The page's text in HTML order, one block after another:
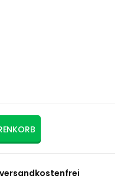
versandkostenfrei